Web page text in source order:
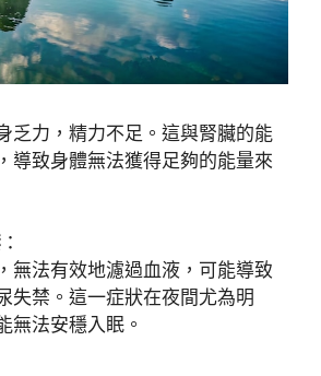
乏力，精力不足。這與腎臟的能
導致身體無法獲得足夠的能量來
：
無法有效地濾過血液，可能導致
失禁。這一症狀在夜間尤為明
無法安穩入眠。